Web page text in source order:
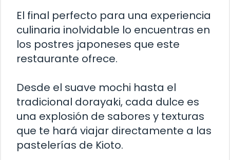
El final perfecto para una experiencia
culinaria inolvidable lo encuentras en
los postres japoneses que este
restaurante ofrece.
Desde el suave mochi hasta el
tradicional dorayaki, cada dulce es
una explosión de sabores y texturas
que te hará viajar directamente a las
pastelerías de Kioto.